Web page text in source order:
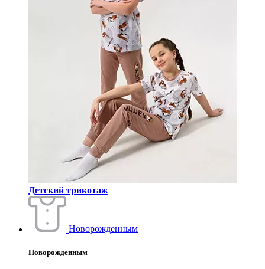
Детский трикотаж
Новорожденным
Новорожденным